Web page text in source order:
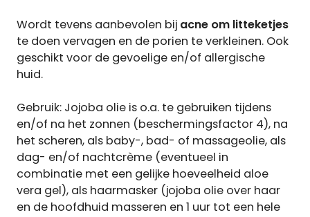
Wordt tevens aanbevolen bij acne om litteketjes
te doen vervagen en de porien te verkleinen. Ook
geschikt voor de gevoelige en/of allergische
huid.
Gebruik: Jojoba olie is o.a. te gebruiken tijdens
en/of na het zonnen (beschermingsfactor 4), na
het scheren, als baby-, bad- of massageolie, als
dag- en/of nachtcrème (eventueel in
combinatie met een gelijke hoeveelheid aloe
vera gel), als haarmasker (jojoba olie over haar
en de hoofdhuid masseren en 1 uur tot een hele